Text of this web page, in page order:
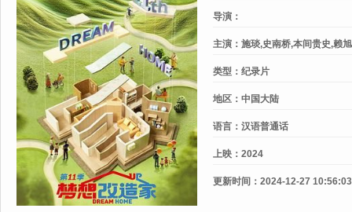
导演：
主演： 施琰,史南桥,本间贵史,赖
类型： 纪录片
地区： 中国大陆
语言： 汉语普通话
上映： 2024
更新时间： 2024-12-27 10:56:03